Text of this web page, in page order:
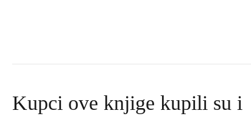
Kupci ove knjige kupili su i